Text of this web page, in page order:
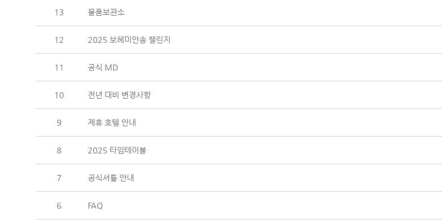
13 물품보관소
12 2025 보헤미안송 챌린지
11 공식 MD
10 전년 대비 변경사항
9 제휴 호텔 안내
8 2025 타임테이블
7 공식셔틀 안내
6 FAQ